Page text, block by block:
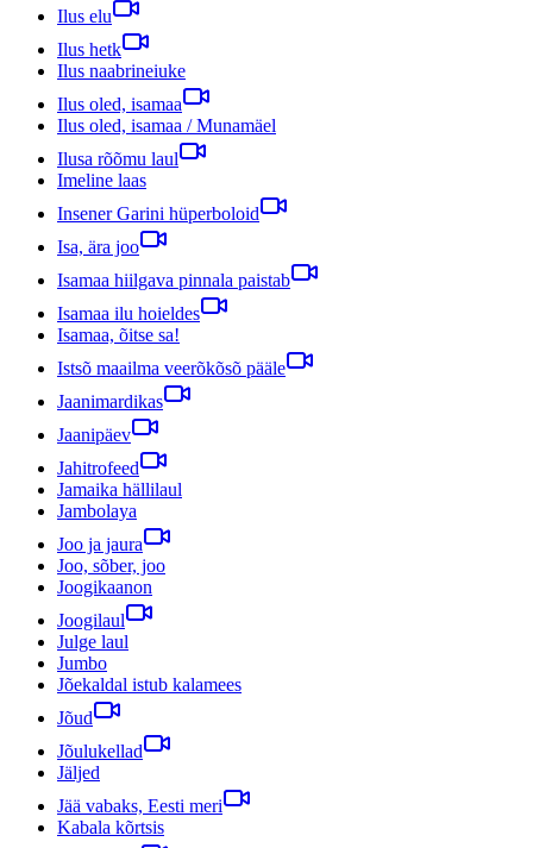
Ilus elu
Ilus hetk
Ilus naabrineiuke
Ilus oled, isamaa
Ilus oled, isamaa / Munamäel
Ilusa rõõmu laul
Imeline laas
Insener Garini hüperboloid
Isa, ära joo
Isamaa hiilgava pinnala paistab
Isamaa ilu hoieldes
Isamaa, õitse sa!
Istsõ maailma veerõkõsõ pääle
Jaanimardikas
Jaanipäev
Jahitrofeed
Jamaika hällilaul
Jambolaya
Joo ja jaura
Joo, sõber, joo
Joogikaanon
Joogilaul
Julge laul
Jumbo
Jõekaldal istub kalamees
Jõud
Jõulukellad
Jäljed
Jää vabaks, Eesti meri
Kabala kõrtsis